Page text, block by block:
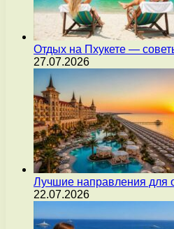
Отдых на Пхукете —
27.07.2026
Лучшие направления для
22.07.2026